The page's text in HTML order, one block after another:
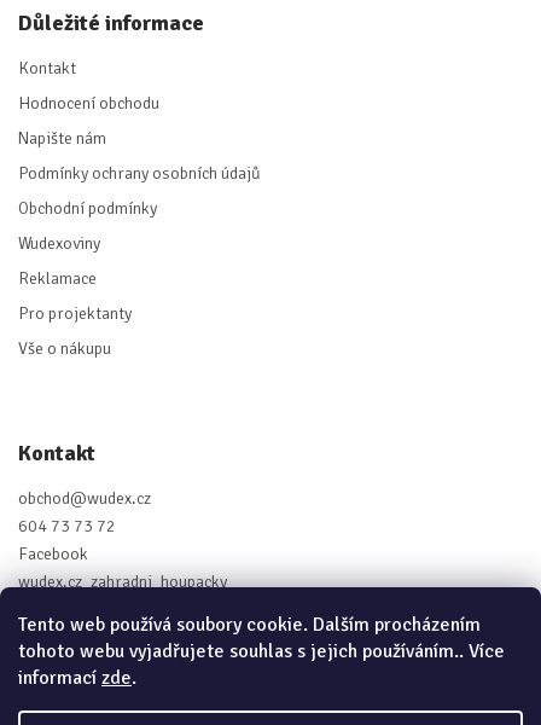
Tento web používá soubory cookie. Dalším procházením
tohoto webu vyjadřujete souhlas s jejich používáním.. Více
informací zde.
Důležité informace
Kontakt
Hodnocení obchodu
Napište nám
Podmínky ochrany osobních údajů
Obchodní podmínky
Wudexoviny
Reklamace
Pro projektanty
Vše o nákupu
Kontakt
obchod@wudex.cz
604 73 73 72
Facebook
wudex.cz_zahradni_houpacky